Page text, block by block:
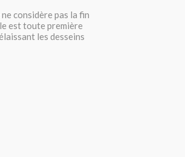
ne considère pas la fin
est toute première
les desseins